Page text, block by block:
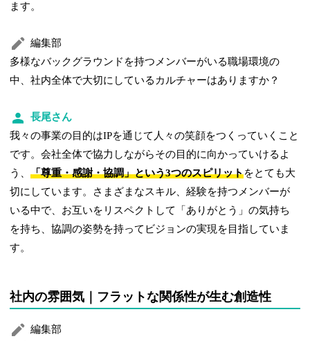
ます。
編集部
多様なバックグラウンドを持つメンバーがいる職場環境の
中、社内全体で大切にしているカルチャーはありますか？
長尾さん
我々の事業の目的はIPを通じて人々の笑顔をつくっていくこと
です。会社全体で協力しながらその目的に向かっていけるよ
う、「尊重・感謝・協調」という3つのスピリットをとても大
切にしています。さまざまなスキル、経験を持つメンバーが
いる中で、お互いをリスペクトして「ありがとう」の気持ち
を持ち、協調の姿勢を持ってビジョンの実現を目指していま
す。
社内の雰囲気｜フラットな関係性が生む創造性
編集部